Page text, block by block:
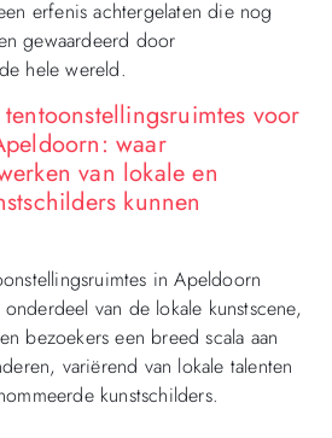
erfenis achtergelaten die nog
gewaardeerd door
hele wereld.
voor
waar
van lokale en
kunnen
in Apeldoorn
van de lokale kunstscene,
bezoekers een breed scala aan
variërend van lokale talenten
kunstschilders.